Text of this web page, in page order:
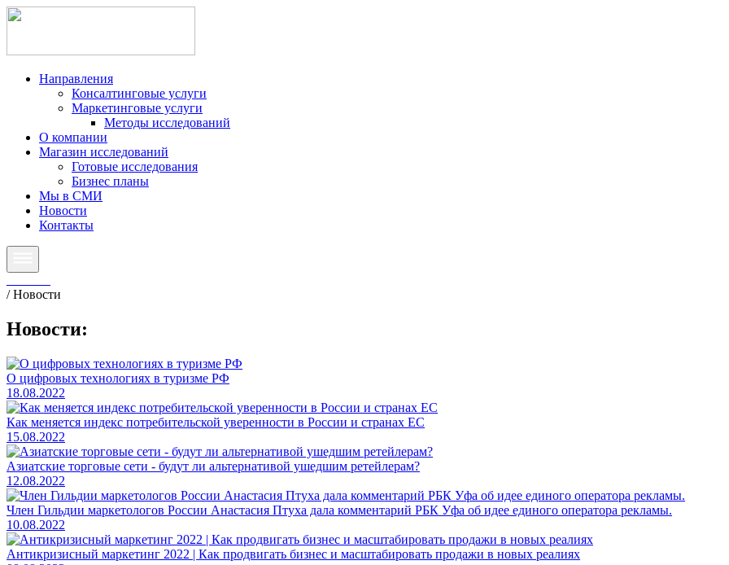
Направления
Консалтинговые услуги
Маркетинговые услуги
Методы исследований
О компании
Магазин исследований
Готовые исследования
Бизнес планы
Мы в СМИ
Новости
Контакты
/Новости
Новости:
О цифровых технологиях в туризме РФ
18.08.2022
Как меняется индекс потребительской уверенности в России и странах ЕС
15.08.2022
Азиатские торговые сети - будут ли альтернативой ушедшим ретейлерам?
12.08.2022
Член Гильдии маркетологов России Анастасия Птуха дала комментарий РБК Уфа об идее единого оператора рекламы.
10.08.2022
Антикризисный маркетинг 2022 | Как продвигать бизнес и масштабировать продажи в новых реалиях